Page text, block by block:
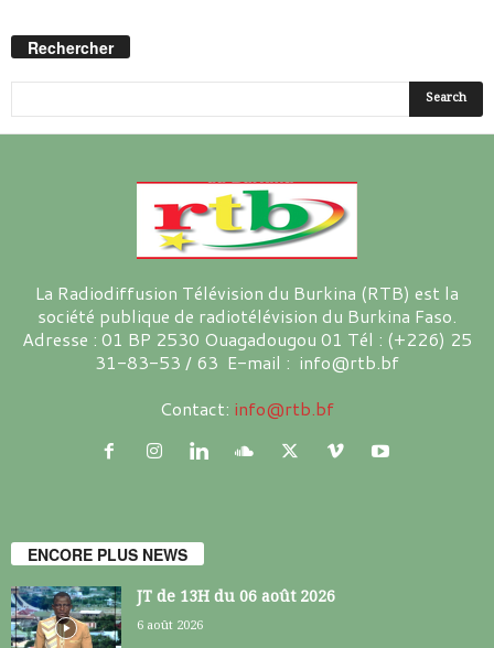
Rechercher
La Radiodiffusion Télévision du Burkina (RTB) est la
société publique de radiotélévision du Burkina Faso.
Adresse : 01 BP 2530 Ouagadougou 01 Tél : (+226) 25
31-83-53 / 63 E-mail : info@rtb.bf
Contact: info@rtb.bf
ENCORE PLUS NEWS
JT de 13H du 06 août 2026
6 août 2026